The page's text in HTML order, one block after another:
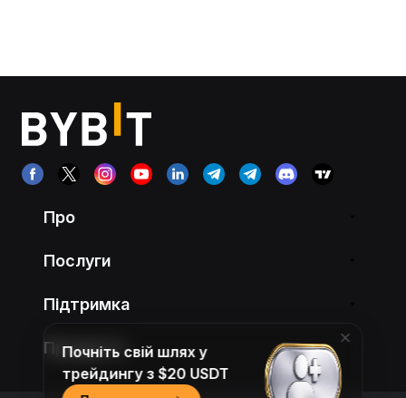
Про
Послуги
Підтримка
Продукти
Почніть свій шлях у
трейдингу з $20 USDT